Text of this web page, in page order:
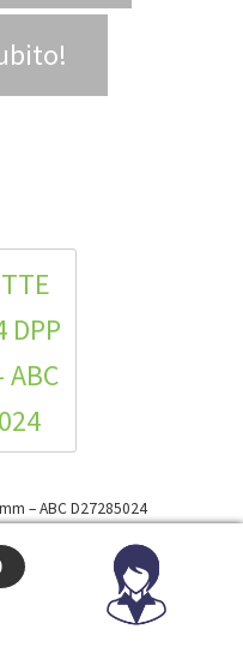
Seghette HSS-BI 24 DPP 300 mm – ABC D27285024